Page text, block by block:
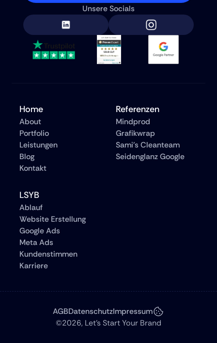
Unsere Socials
Home
About
Portfolio
Leistungen
Blog
Kontakt
Referenzen
Mindprod
Grafikwrap
Sami's Cleanteam
Seidenglanz Google
LSYB
Ablauf
Website Erstellung
Google Ads
Meta Ads
Kundenstimmen
Karriere
AGBDatenschutzImpressum
©2026, Let's Start Your Brand